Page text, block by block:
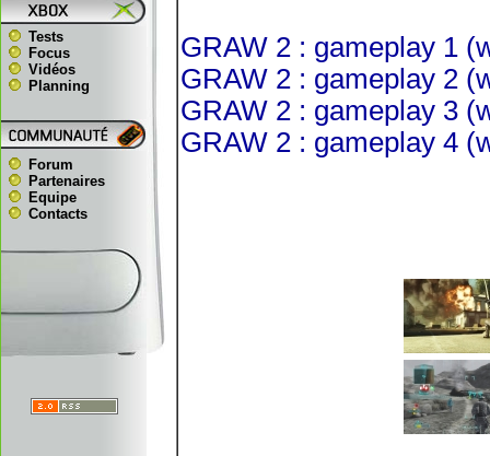
Tests
Focus
Vidéos
Planning
Forum
Partenaires
Equipe
Contacts
GRAW 2 : gameplay 1
GRAW 2 : gameplay 2
GRAW 2 : gameplay 3
GRAW 2 : gameplay 4